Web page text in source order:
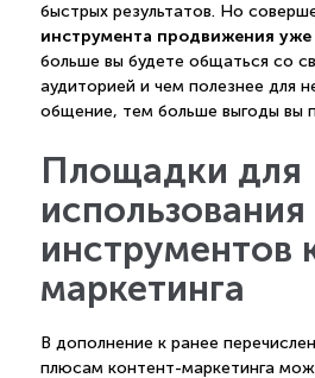
быстрых результатов. Но
инструмента продвижения уже
больше вы будете общаться со
аудиторией и чем полезнее для
общение, тем больше выгоды вы
Площадки для
использования
инструментов
маркетинга
В дополнение к ранее
плюсам контент-маркетинга